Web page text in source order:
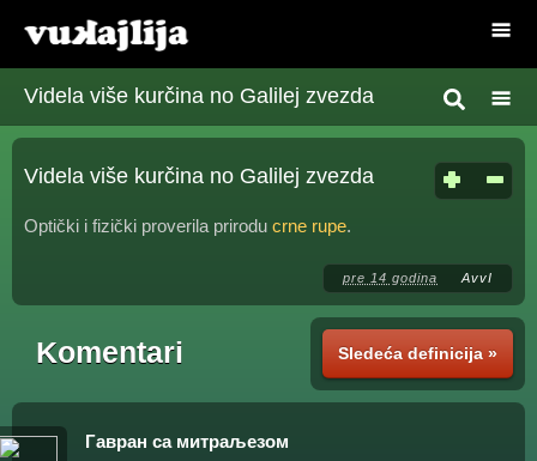
Videla više kurčina no Galilej zvezda
Videla više kurčina no Galilej zvezda
Optički i fizički proverila prirodu crne rupe.
pre 14 godina AvvI
Sledeća definicija »
Komentari
Гавран са митраљезом